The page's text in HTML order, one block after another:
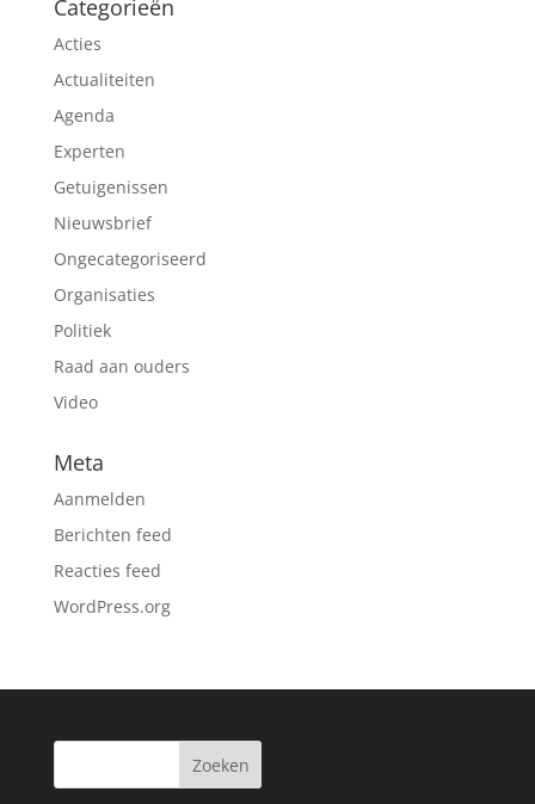
Categorieën
Acties
Actualiteiten
Agenda
Experten
Getuigenissen
Nieuwsbrief
Ongecategoriseerd
Organisaties
Politiek
Raad aan ouders
Video
Meta
Aanmelden
Berichten feed
Reacties feed
WordPress.org